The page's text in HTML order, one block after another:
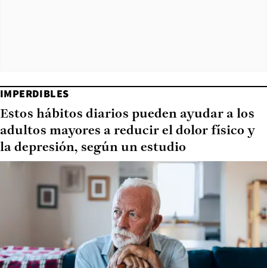
IMPERDIBLES
Estos hábitos diarios pueden ayudar a los
adultos mayores a reducir el dolor físico y
la depresión, según un estudio